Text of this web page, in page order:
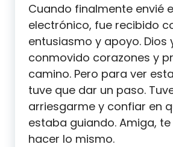
Cuando finalmente envié
electrónico, fue recibido
entusiasmo y apoyo. Dios
conmovido corazones y
camino. Pero para ver
tuve que dar un paso.
arriesgarme y confiar en
estaba guiando. Amiga,
hacer lo mismo.